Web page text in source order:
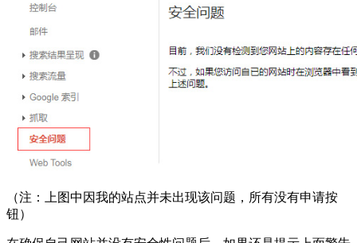
（注：上图中因我的站点并未出现该问题，所有没有申请按
钮）